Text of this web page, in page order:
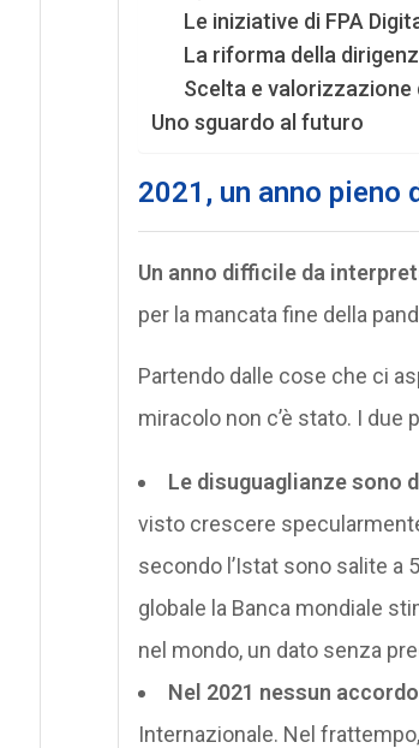
Le iniziative di FPA
La riforma della
Scelta e valorizzazione
Uno sguardo al futuro
2021, un anno
Un anno difficile da
per la mancata fine della
Partendo dalle cose che ci
miracolo non c’è stato. I
Le disuguaglianze sono
visto crescere
secondo l’Istat sono salite a
globale la Banca mondiale
nel mondo, un dato senza
Nel 2021 nessun
Internazionale. Nel